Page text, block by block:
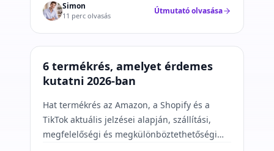
Simon
11 perc olvasás Útmutató olvasása
Termékkutatás
6 termékrés, amelyet érdemes
kutatni 2026-ban
Hat termékrés az Amazon, a Shopify és a
TikTok aktuális jelzései alapján, szállítási,
megfelelőségi és megkülönböztethetőségi